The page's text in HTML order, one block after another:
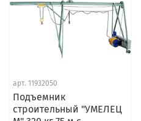
арт. 11932050
Подъемник
строительный "УМЕЛЕЦ
ChatApp
online
Наши мессенджеры
Свяжитесь с нами через
мессенджер!